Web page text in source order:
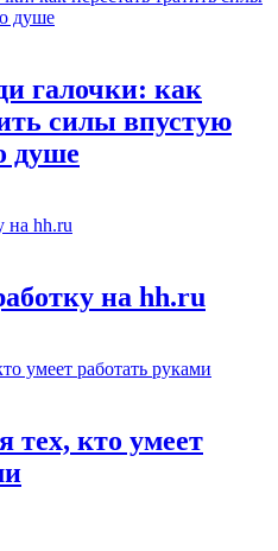
галочки: как
силы впустую
душе
на hh.ru
тех, кто умеет